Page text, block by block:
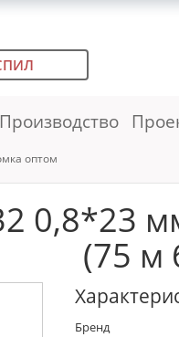
Производство
оптом
0,8*23
(75 м
Бренд